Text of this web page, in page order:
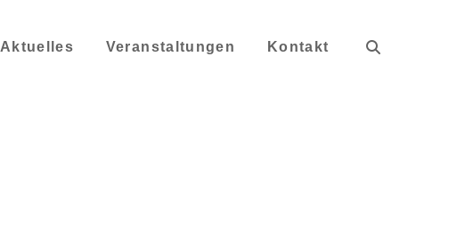
Aktuelles Veranstaltungen Kontakt